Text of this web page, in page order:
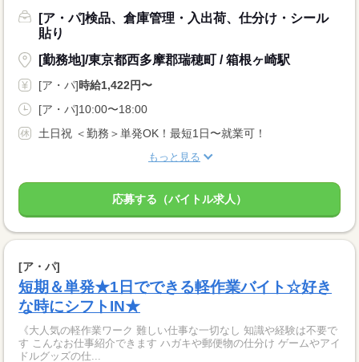
[ア・パ]検品、倉庫管理・入出荷、仕分け・シール
貼り
[勤務地]/東京都西多摩郡瑞穂町 / 箱根ヶ崎駅
[ア・パ]時給1,422円〜
[ア・パ]10:00〜18:00
土日祝 ＜勤務＞単発OK！最短1日〜就業可！
もっと見る
応募する（バイトル求人）
[ア・パ]
短期＆単発★1日でできる軽作業バイト☆好き
な時にシフトIN★
《大人気の軽作業ワーク 難しい仕事な一切なし 知識や経験は不要で
す こんなお仕事紹介できます ハガキや郵便物の仕分け ゲームやアイ
ドルグッズの仕...